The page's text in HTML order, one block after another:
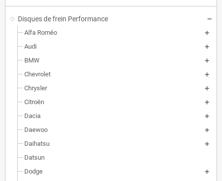
Disques de frein Performance
Alfa Roméo
Audi
BMW
Chevrolet
Chrysler
Citroën
Dacia
Daewoo
Daihatsu
Datsun
Dodge